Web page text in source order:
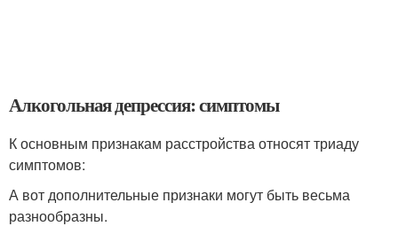
Алкогольная депрессия: симптомы
К основным признакам расстройства относят триаду
симптомов:
А вот дополнительные признаки могут быть весьма
разнообразны.